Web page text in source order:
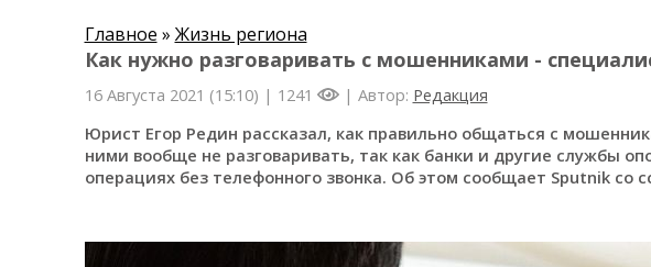
Главное » Жизнь региона
Как нужно разговаривать с мошенниками -
16 Августа 2021 (15:10) | 1241 | Автор: Редакция
Юрист Егор Редин рассказал, как правильно общаться с
ними вообще не разговаривать, так как банки и другие службы
операциях без телефонного звонка. Об этом сообщает Sputnik со